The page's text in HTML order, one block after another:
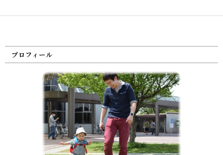
プロフィール